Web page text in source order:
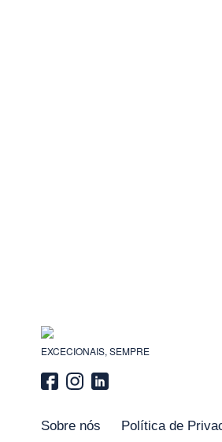
EXCECIONAIS, SEMPRE
Sobre nós Política de